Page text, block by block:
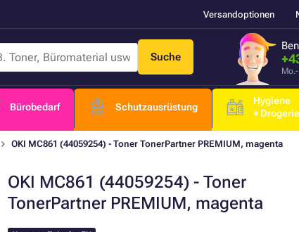
Versandoptionen
Suche
Bürobedarf Schutzausrüstung
Hygiene
+ Drogerie
OKI MC861 (44059254) - Toner TonerPartner PREMIUM, magenta
OKI MC861 (44059254) - Toner
TonerPartner PREMIUM, magenta